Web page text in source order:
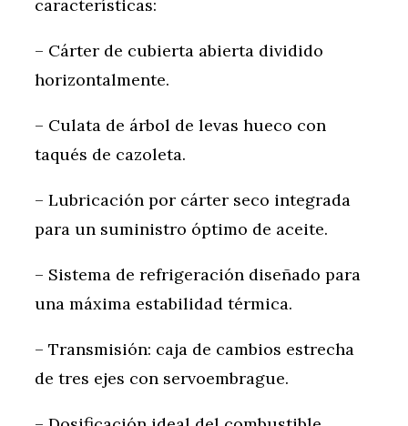
características:
– Cárter de cubierta abierta dividido
horizontalmente.
– Culata de árbol de levas hueco con
taqués de cazoleta.
– Lubricación por cárter seco integrada
para un suministro óptimo de aceite.
– Sistema de refrigeración diseñado para
una máxima estabilidad térmica.
– Transmisión: caja de cambios estrecha
de tres ejes con servoembrague.